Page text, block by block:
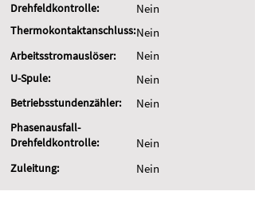
Drehfeldkontrolle: Nein
Thermokontaktanschluss:Nein
Arbeitsstromauslöser:
U-Spule:
Nein
Nein
Betriebsstundenzähler: Nein
Phasenausfall-
Drehfeldkontrolle:
Nein
Zuleitung: Nein